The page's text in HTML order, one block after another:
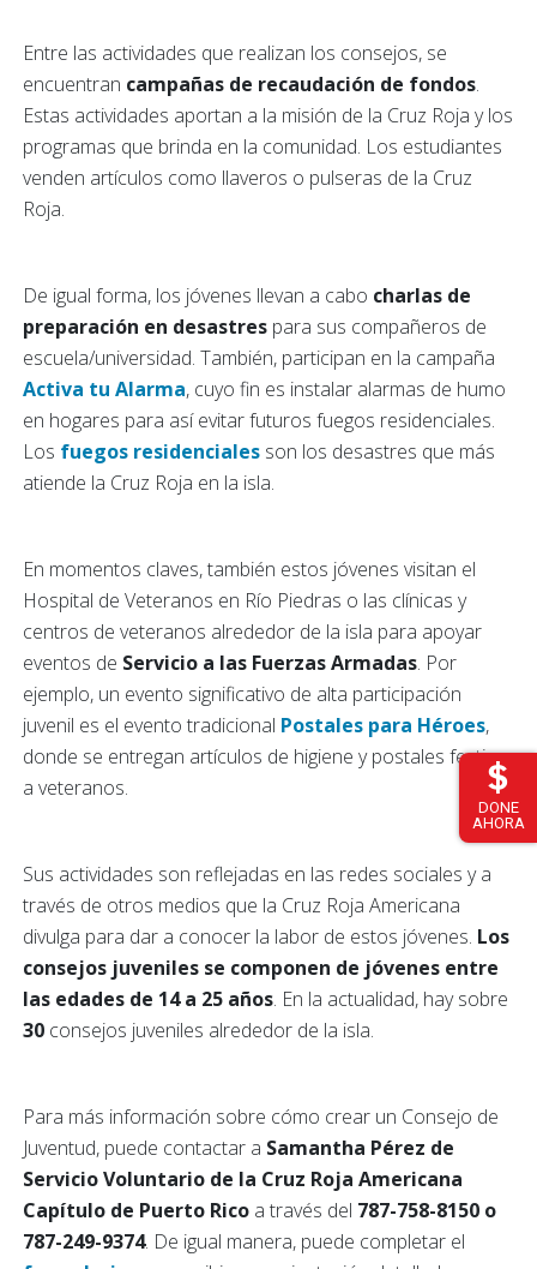
DONE
AHORA
Entre las actividades que realizan los consejos, se
encuentran campañas de recaudación de fondos.
Estas actividades aportan a la misión de la Cruz Roja y los
programas que brinda en la comunidad. Los estudiantes
venden artículos como llaveros o pulseras de la Cruz
Roja.
De igual forma, los jóvenes llevan a cabo charlas de
preparación en desastres para sus compañeros de
escuela/universidad. También, participan en la campaña
Activa tu Alarma, cuyo fin es instalar alarmas de humo
en hogares para así evitar futuros fuegos residenciales.
Los fuegos residenciales son los desastres que más
atiende la Cruz Roja en la isla.
En momentos claves, también estos jóvenes visitan el
Hospital de Veteranos en Río Piedras o las clínicas y
centros de veteranos alrededor de la isla para apoyar
eventos de Servicio a las Fuerzas Armadas. Por
ejemplo, un evento significativo de alta participación
juvenil es el evento tradicional Postales para Héroes,
donde se entregan artículos de higiene y postales festivas
a veteranos.
Sus actividades son reflejadas en las redes sociales y a
través de otros medios que la Cruz Roja Americana
divulga para dar a conocer la labor de estos jóvenes. Los
consejos juveniles se componen de jóvenes entre
las edades de 14 a 25 años. En la actualidad, hay sobre
30 consejos juveniles alrededor de la isla.
Para más información sobre cómo crear un Consejo de
Juventud, puede contactar a Samantha Pérez de
Servicio Voluntario de la Cruz Roja Americana
Capítulo de Puerto Rico a través del 787-758-8150 o
787-249-9374. De igual manera, puede completar el